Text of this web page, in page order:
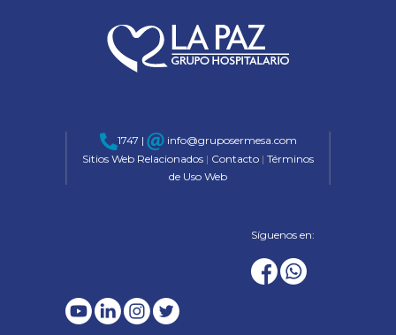
1747 |
info@gruposermesa.com
Sitios Web Relacionados | Contacto | Términos
de Uso Web
Síguenos en: